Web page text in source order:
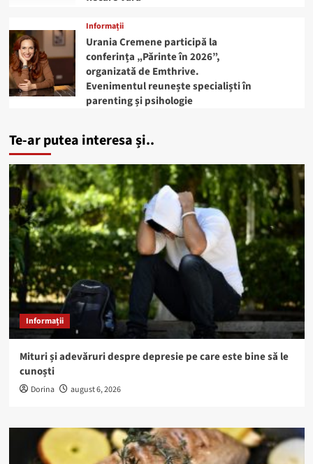
Informații
Urania Cremene participă la
conferința „Părinte în 2026”,
organizată de Emthrive.
Evenimentul reunește specialiști în
parenting și psihologie
Te-ar putea interesa și..
Informații
Mituri și adevăruri despre depresie pe care este bine să le
cunoști
Dorina august 6, 2026